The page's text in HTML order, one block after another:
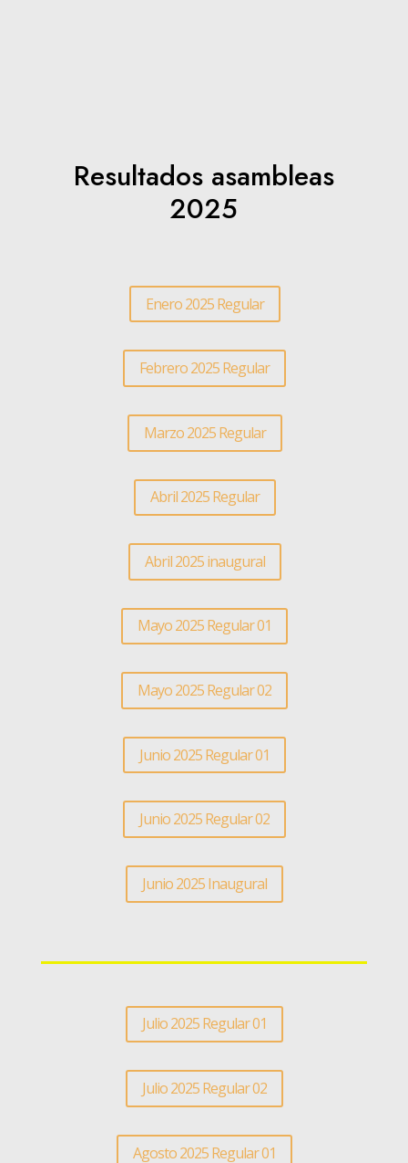
Resultados asambleas
2025
Enero 2025 Regular
Febrero 2025 Regular
Marzo 2025 Regular
Abril 2025 Regular
Abril 2025 inaugural
Mayo 2025 Regular 01
Mayo 2025 Regular 02
Junio 2025 Regular 01
Junio 2025 Regular 02
Junio 2025 Inaugural
Julio 2025 Regular 01
Julio 2025 Regular 02
Agosto 2025 Regular 01